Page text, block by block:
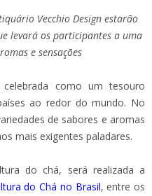
Vecchio Design estarão
levará os participantes a uma
e sensações
como um tesouro
ao redor do mundo. No
de sabores e aromas
mais exigentes paladares.
do chá, será realizada a
do Chá no Brasil, entre os